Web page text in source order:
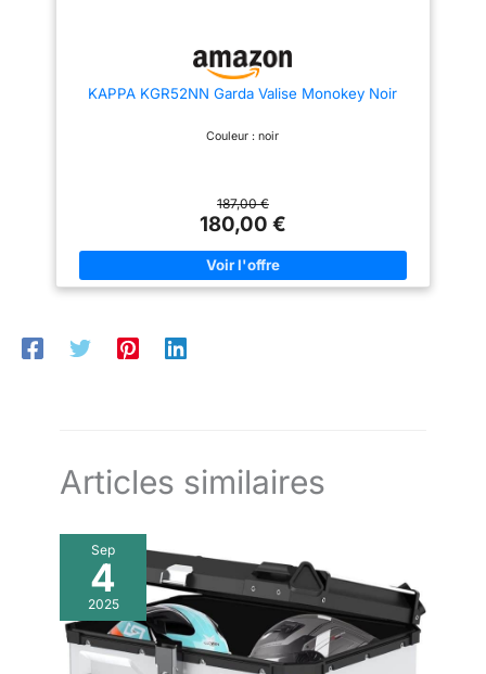
KAPPA KGR52NN Garda Valise Monokey Noir
Couleur : noir
187,00 €
180,00 €
Articles similaires
Sep
4
2025